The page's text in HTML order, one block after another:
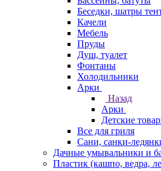
Беседки, шатры
Качели
Мебель
Пруды
Душ, туалет
Фонтаны
Холодильники
Арки
Назад
Арки
Детские
Все для гриля
Сани, санки-
Дачные умывальники и
Пластик (кашпо, ведра,